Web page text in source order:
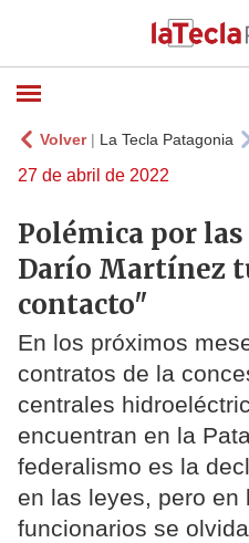
Volver| La Tecla Patagonia
27 de abril de 2022
Polémica por
Darío Martínez
contacto"
En los próximos
contratos de la
centrales
encuentran en la
federalismo es la
en las leyes, pero en
funcionarios se